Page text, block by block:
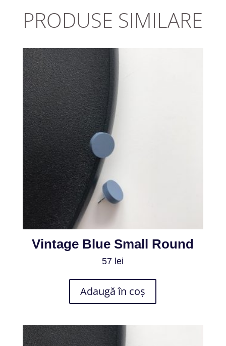
PRODUSE SIMILARE
Vintage Blue Small Round
57 lei
Adaugă în coș